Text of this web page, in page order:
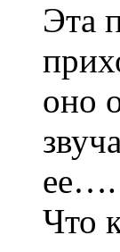
Эта
оно
ее….
Что